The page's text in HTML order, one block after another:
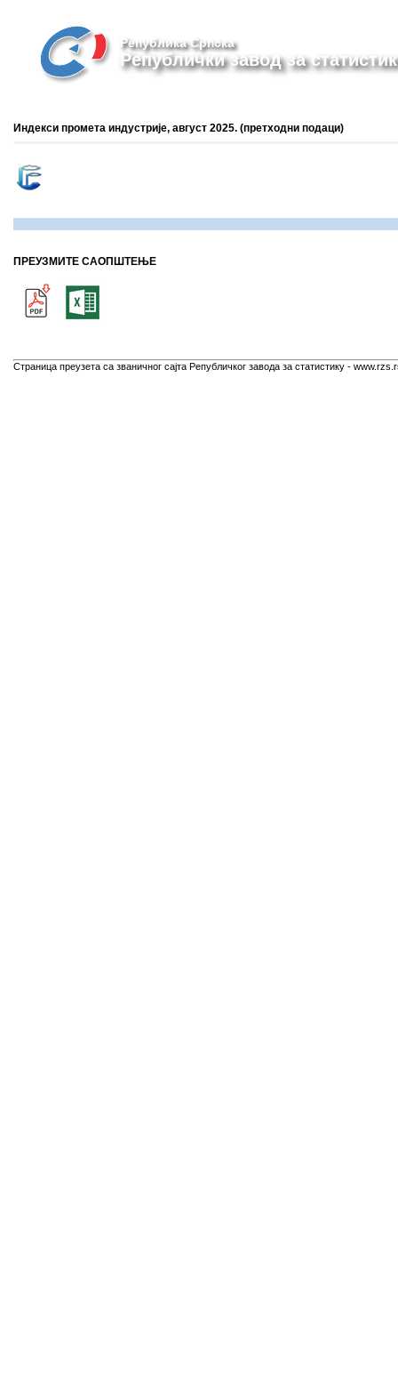
Република Српска
Републички завод за
Индекси промета индустријe, август 2025. (претходни подаци)
ПРЕУЗМИТЕ САОПШТЕЊЕ
Страница преузета са званичног сајта Републичког завода за статистику -